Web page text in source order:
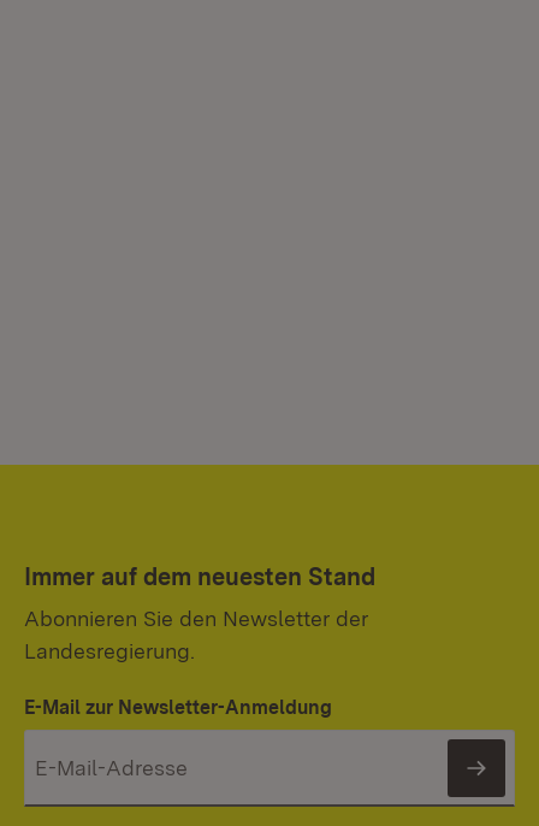
Immer auf dem neuesten Stand
Abonnieren Sie den Newsletter der
Landesregierung.
E-Mail zur Newsletter-Anmeldung